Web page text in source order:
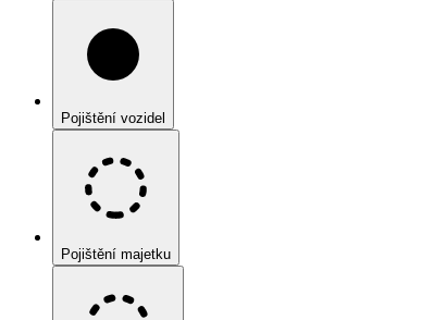
Pojištění vozidel
Pojištění majetku